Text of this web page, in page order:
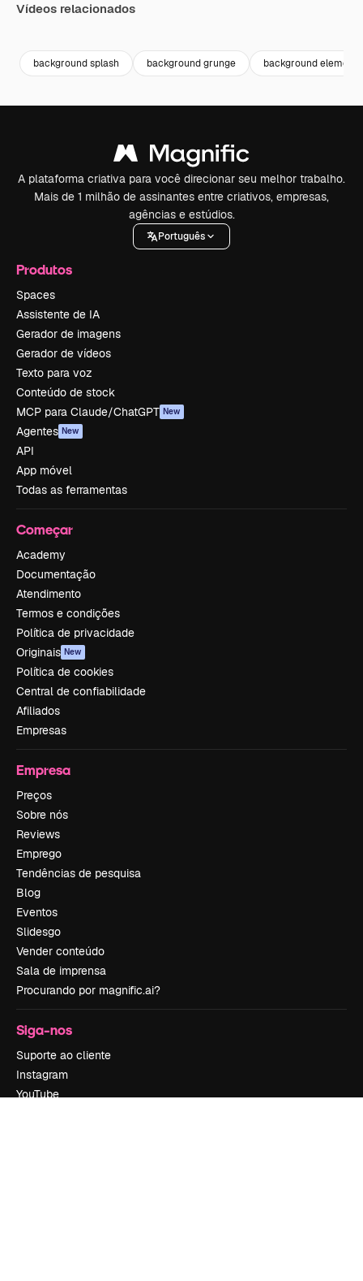
Vídeos relacionados
background splash background grunge background elements
A plataforma criativa para você direcionar seu melhor trabalho.
Mais de 1 milhão de assinantes entre criativos, empresas,
agências e estúdios.
Português
Produtos
Spaces
Assistente de IA
Gerador de imagens
Gerador de vídeos
Texto para voz
Conteúdo de stock
MCP para Claude/ChatGPT New
Agentes New
API
App móvel
Todas as ferramentas
Começar
Academy
Documentação
Atendimento
Termos e condições
Política de privacidade
Originais New
Política de cookies
Central de confiabilidade
Afiliados
Empresas
Empresa
Preços
Sobre nós
Reviews
Emprego
Tendências de pesquisa
Blog
Eventos
Slidesgo
Vender conteúdo
Sala de imprensa
Procurando por magnific.ai?
Siga-nos
Suporte ao cliente
Instagram
YouTube